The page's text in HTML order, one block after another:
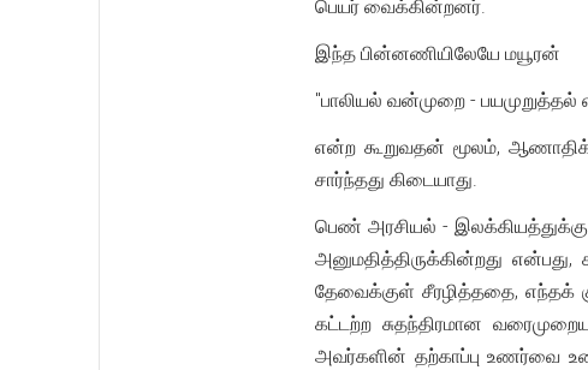
பெயர் வைக்கின்றனர்.
இந்த பின்னணியிலேயே மயூரன்
"பாலியல் வன்முறை -
என்ற கூறுவதன் மூலம்,
சார்ந்தது கிடையாது.
பெண் அரசியல் - இலக்கியத்துக்கு
அனுமதித்திருக்கின்றது
தேவைக்குள் சீரழித்ததை, எந்தக்
கட்டற்ற சுதந்திரமான
அவர்களின் தற்காப்பு உணர்வை